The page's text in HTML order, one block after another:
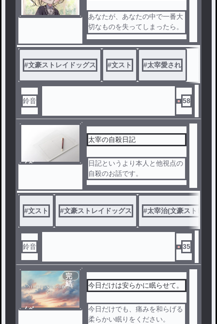
あなたが、あなたの中で一番大
切なものを失ってしまったら。
多分太宰さん受けしかありませ
ん。
#文豪ストレイドッグス #文スト #太宰愛され
鈴音 58
ノベ
太宰の自殺日記
日記というより本人と他視点の
自殺のお話です。
#文スト #文豪ストレイドッグス #太宰治(文豪ストレイ
鈴音 35
ノベ
完
結
今日だけは安らかに眠らせて。
今日だけでも、痛みを和らげる
柔らかい眠りをください。